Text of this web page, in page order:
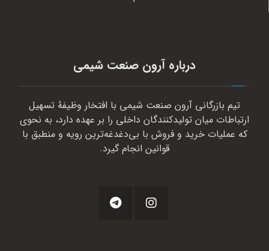
درباره آرون صنعت شیمی
تیم بازرگانی آرون صنعت شیمی با افتخار وظیفهٔ تسهیل
ارتباطات میان تولیدکنندگان داخلی را بر عهده دارد، به نحوی
که عملیات خرید و فروش با بی‌دغدغه‌ترین رویه و منطبق با
قوانین انجام گیرد.